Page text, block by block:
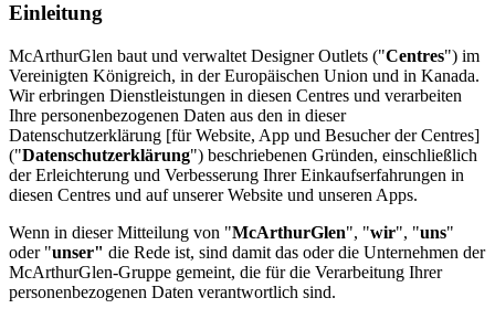
Einleitung
McArthurGlen baut und verwaltet Designer Outlets ("Centres") im
Vereinigten Königreich, in der Europäischen Union und in Kanada.
Wir erbringen Dienstleistungen in diesen Centres und verarbeiten
Ihre personenbezogenen Daten aus den in dieser
Datenschutzerklärung [für Website, App und Besucher der Centres]
("Datenschutzerklärung") beschriebenen Gründen, einschließlich
der Erleichterung und Verbesserung Ihrer Einkaufserfahrungen in
diesen Centres und auf unserer Website und unseren Apps.
Wenn in dieser Mitteilung von "McArthurGlen", "wir", "uns"
oder "unser" die Rede ist, sind damit das oder die Unternehmen der
McArthurGlen-Gruppe gemeint, die für die Verarbeitung Ihrer
personenbezogenen Daten verantwortlich sind.